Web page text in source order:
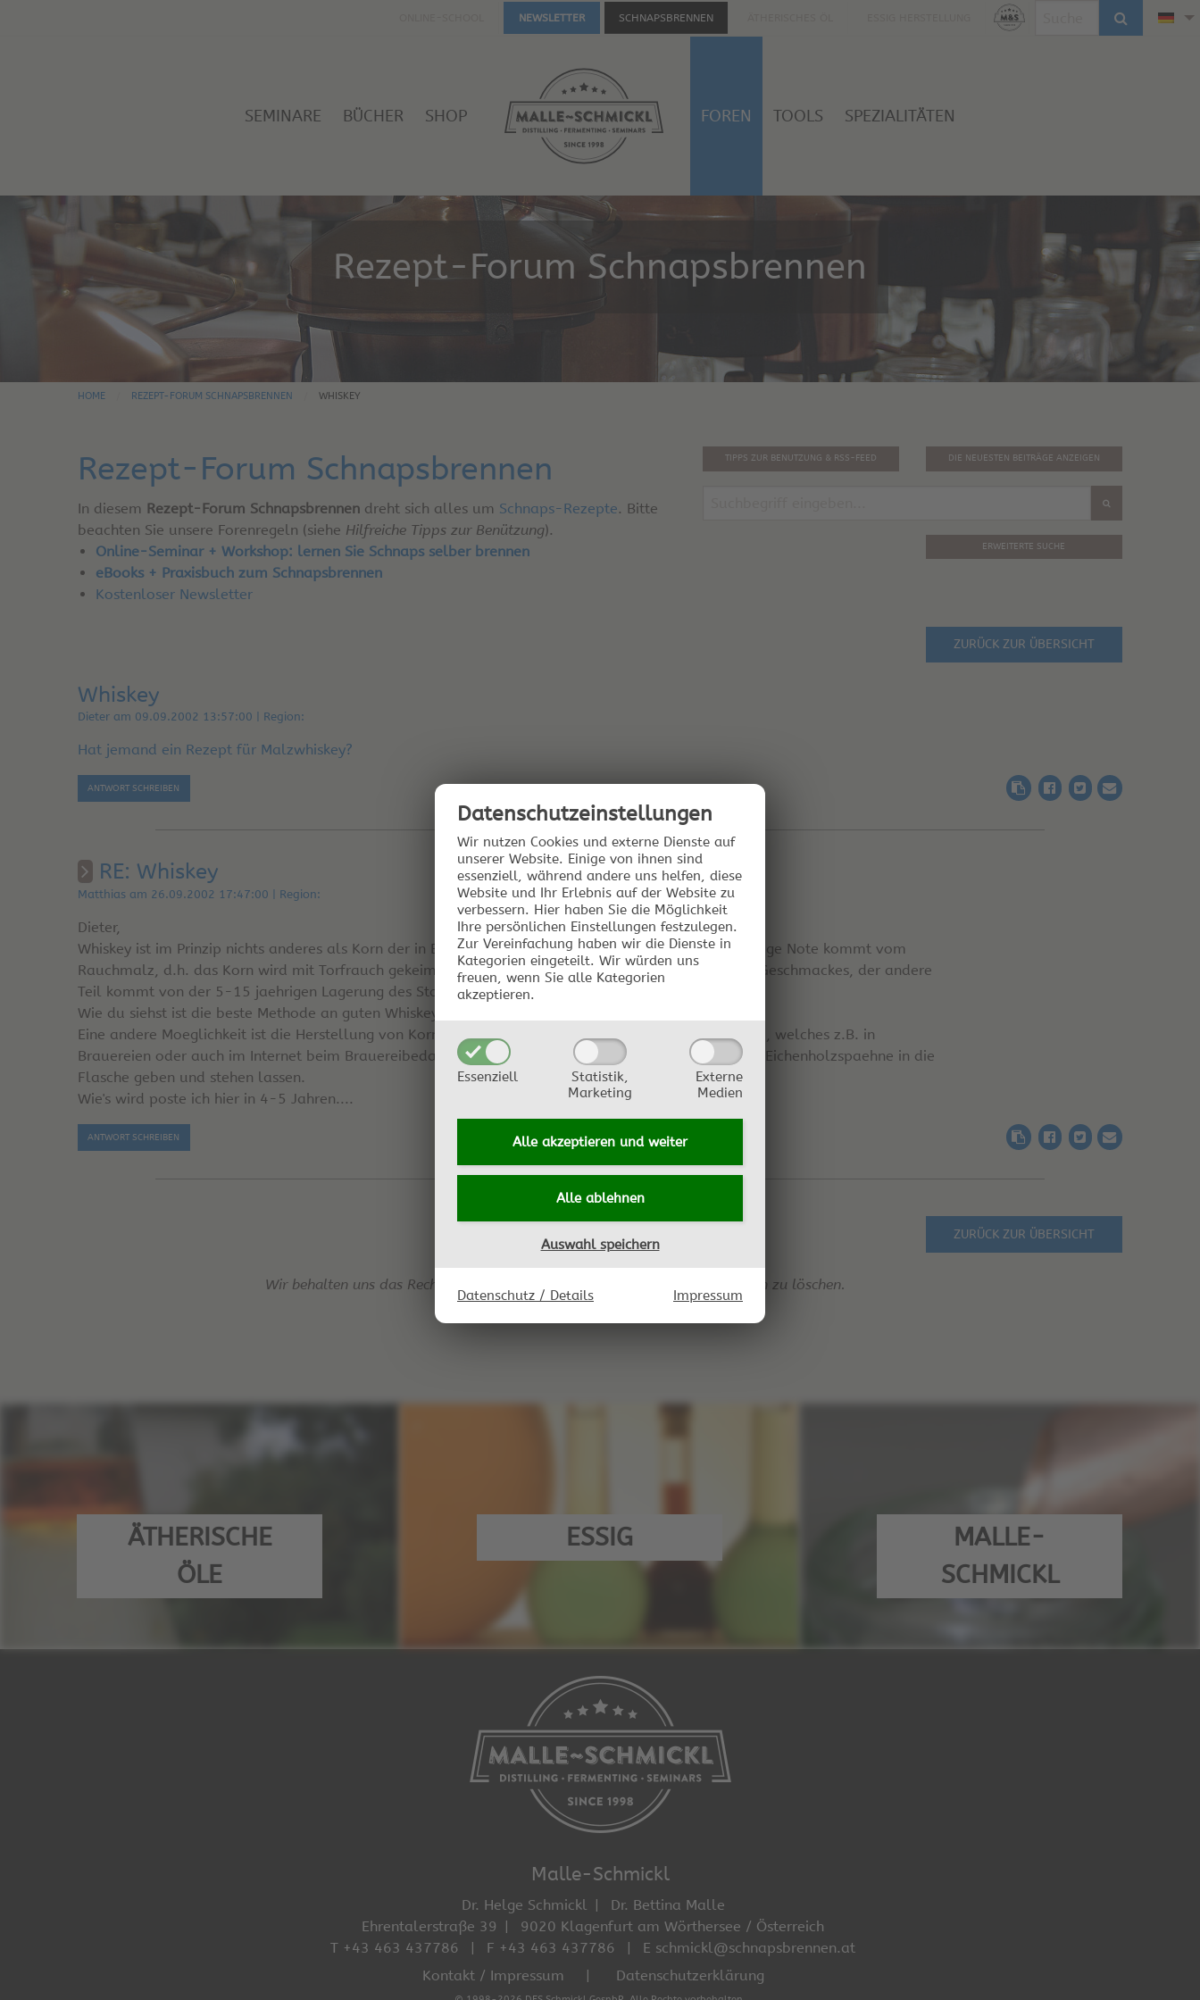
Datenschutz­einstellungen
Wir nutzen Cookies und externe Dienste auf
unserer Website. Einige von ihnen sind
essenziell, während andere uns helfen, diese
Website und Ihr Erlebnis auf der Website zu
verbessern. Hier haben Sie die Möglichkeit
Ihre persönlichen Einstellungen festzulegen.
Zur Vereinfachung haben wir die Dienste in
Kategorien eingeteilt. Wir würden uns
freuen, wenn Sie alle Kategorien
akzeptieren.
Essenziell
Statistik,
Marketing
Externe
Medien
Alle akzeptieren und weiter
Alle ablehnen
Auswahl speichern
Datenschutz / Details Impressum
NEWSLETTER SCHNAPSBRENNEN
SEMINARE BÜCHER SHOP FOREN TOOLS SPEZIALITÄTEN
Rezept-Forum Schnapsbrennen
HOME REZEPT-FORUM SCHNAPSBRENNEN WHISKEY
Rezept-Forum Schnapsbrennen
In diesem Rezept-Forum Schnapsbrennen dreht sich alles um Schnaps-Rezepte. Bitte
beachten Sie unsere Forenregeln (siehe Hilfreiche Tipps zur Benützung).
Online-Seminar + Workshop: lernen Sie Schnaps selber brennen
eBooks + Praxisbuch zum Schnapsbrennen
Kostenloser Newsletter
TIPPS ZUR BENUTZUNG & RSS-FEED DIE NEUESTEN BEITRÄGE ANZEIGEN
ERWEITERTE SUCHE
ZURÜCK ZUR ÜBERSICHT
Whiskey
Dieter am 09.09.2002 13:57:00 | Region:
Hat jemand ein Rezept für Malzwhiskey?
ANTWORT SCHREIBEN
RE: Whiskey
Matthias am 26.09.2002 17:47:00 | Region:
Dieter,
Whiskey ist im Prinzip nichts anderes als Korn der in Eichenfaessern gelagert wurde. Die torfige/rauchige Note kommt vom
Rauchmalz, d.h. das Korn wird mit Torfrauch gekeimt und bekommt so den einen Teil des typischen Geschmackes, der andere
Teil kommt von der 5-15 jaehrigen Lagerung des Stoffes in Eichenholzfaessern.
Wie du siehst ist die beste Methode an guten Whiskey zu kommen ihn zu kaufen...
Eine andere Moeglichkeit ist die Herstellung von Korn (Rezept weiter unten im Forum) mit Rauchmalz, welches z.B. in
Brauereien oder auch im Internet beim Brauereibedarf zu bekommen ist. Brennen und dann ein paar Eichenholzspaehne in die
Flasche geben und stehen lassen.
Wie's wird poste ich hier in 4-5 Jahren....
ANTWORT SCHREIBEN
ZURÜCK ZUR ÜBERSICHT
Wir behalten uns das Recht vor, jederzeit Einträge ohne Angabe von Gründen zu löschen.
ÄTHERISCHE
ÖLE
ESSIG
MALLE-
SCHMICKL
Malle-Schmickl
Dr. Helge Schmickl
Dr. Bettina Malle
Ehrentalerstraße 39
9020 Klagenfurt am Wörthersee / Österreich
T +43 463 437786
F +43 463 437786
E schmickl@schnapsbrennen.at
Kontakt / Impressum
Datenschutzerklärung